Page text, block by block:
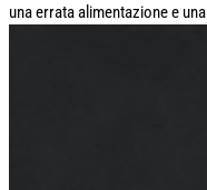
una errata alimentazione e